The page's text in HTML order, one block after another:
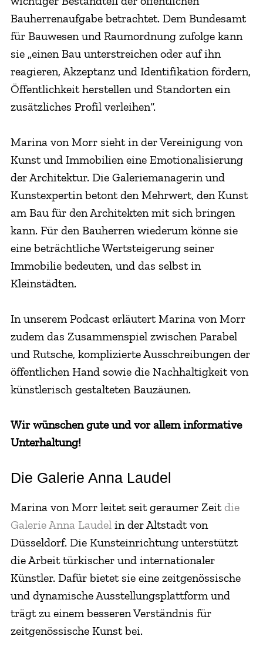
Bauherrenaufgabe betrachtet. Dem Bundesamt
für Bauwesen und Raumordnung zufolge kann
sie „einen Bau unterstreichen oder auf ihn
reagieren, Akzeptanz und Identifikation fördern,
Öffentlichkeit herstellen und Standorten ein
zusätzliches Profil verleihen“.
Marina von Morr sieht in der Vereinigung von
Kunst und Immobilien eine Emotionalisierung
der Architektur. Die Galeriemanagerin und
Kunstexpertin betont den Mehrwert, den Kunst
am Bau für den Architekten mit sich bringen
kann. Für den Bauherren wiederum könne sie
eine beträchtliche Wertsteigerung seiner
Immobilie bedeuten, und das selbst in
Kleinstädten.
In unserem Podcast erläutert Marina von Morr
zudem das Zusammenspiel zwischen Parabel
und Rutsche, komplizierte Ausschreibungen der
öffentlichen Hand sowie die Nachhaltigkeit von
künstlerisch gestalteten Bauzäunen.
Wir wünschen gute und vor allem informative
Unterhaltung!
Die Galerie Anna Laudel
Marina von Morr leitet seit geraumer Zeit die
Galerie Anna Laudelin der Altstadt von
Düsseldorf. Die Kunsteinrichtung unterstützt
die Arbeit türkischer und internationaler
Künstler. Dafür bietet sie eine zeitgenössische
und dynamische Ausstellungsplattform und
trägt zu einem besseren Verständnis für
zeitgenössische Kunst bei.